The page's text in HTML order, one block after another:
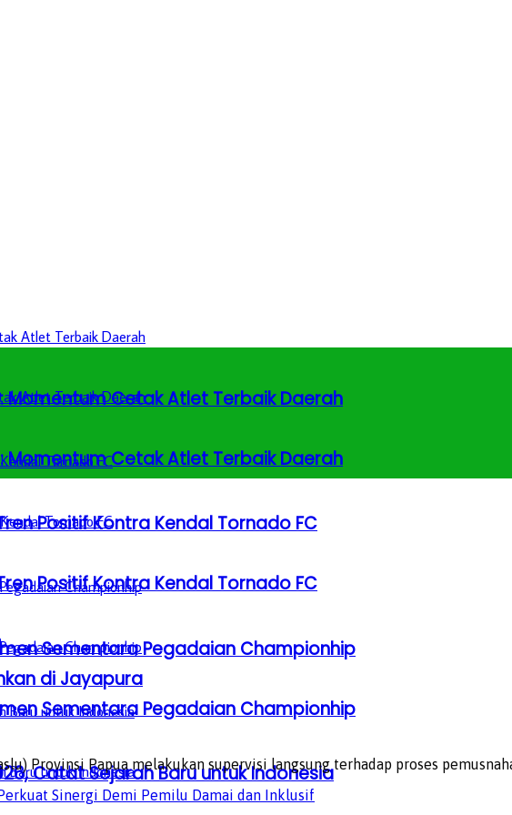
Momentum Cetak Atlet Terbaik Daerah
Positif Kontra Kendal Tornado FC
Sementara Pegadaian Championhip
Catat Sejarah Baru untuk Indonesia
Momentum Cetak Atlet Terbaik Daerah
Positif Kontra Kendal Tornado FC
Sementara Pegadaian Championhip
di Jayapura
Provinsi Papua melakukan supervisi langsung terhadap proses